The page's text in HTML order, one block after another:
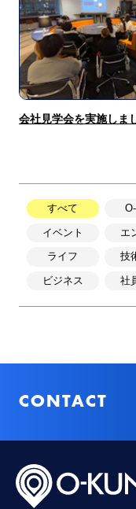
すべて
イベント エ
ライフ 技
ビジネス 社
会社見学会を実施しま
CONTACT